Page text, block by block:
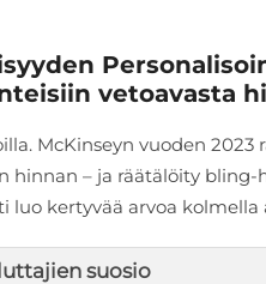
vetoavasta
McKinseyn vuoden 2023
hinnan – ja räätälöity
kertyvää arvoa kolmella
suosio